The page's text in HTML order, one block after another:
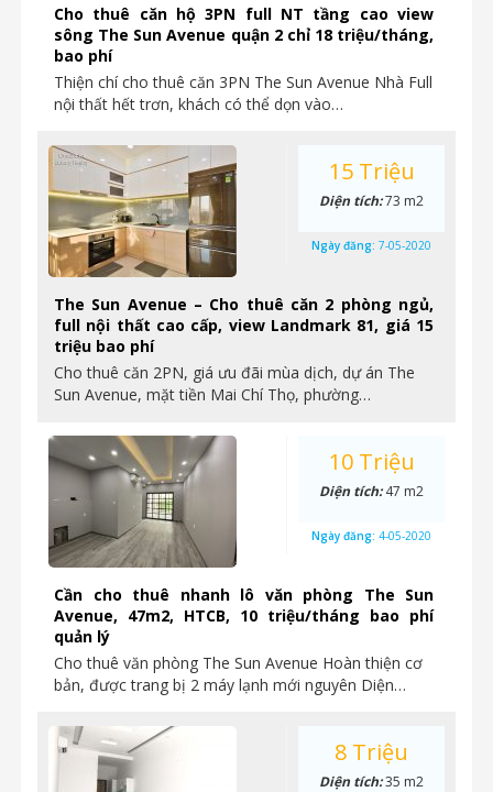
Cho thuê căn hộ 3PN full NT tầng cao view
sông The Sun Avenue quận 2 chỉ 18 triệu/tháng,
bao phí
Thiện chí cho thuê căn 3PN The Sun Avenue Nhà Full
nội thất hết trơn, khách có thể dọn vào…
The Sun Avenue – Cho thuê căn 2 phòng ngủ,
full nội thất cao cấp, view Landmark 81, giá 15
triệu bao phí
Cho thuê căn 2PN, giá ưu đãi mùa dịch, dự án The
Sun Avenue, mặt tiền Mai Chí Thọ, phường…
15 Triệu
Diện tích:73 m2
Ngày đăng: 7-05-2020
Cần cho thuê nhanh lô văn phòng The Sun
Avenue, 47m2, HTCB, 10 triệu/tháng bao phí
quản lý
Cho thuê văn phòng The Sun Avenue Hoàn thiện cơ
bản, được trang bị 2 máy lạnh mới nguyên Diện…
10 Triệu
Diện tích:47 m2
Ngày đăng: 4-05-2020
8 Triệu
Diện tích:35 m2